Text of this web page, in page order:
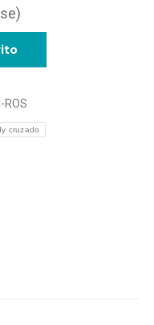
ROS
cruzado